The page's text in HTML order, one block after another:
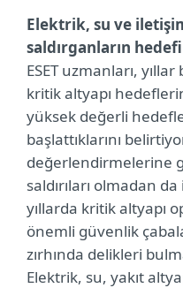
Elektrik, su ve
saldırganların
ESET uzmanları,
kritik altyapı
yüksek değerli
başlattıklarını
değerlendirmelerine
saldırıları olmadan
yıllarda kritik altyapı
önemli güvenlik
zırhında delikleri
Elektrik, su, yakıt